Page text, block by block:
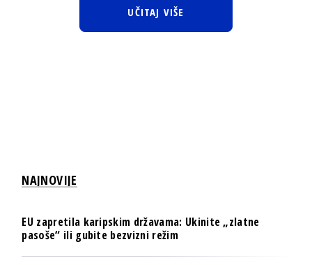
UČITAJ VIŠE
NAJNOVIJE
EU zapretila karipskim državama: Ukinite „zlatne
pasoše“ ili gubite bezvizni režim